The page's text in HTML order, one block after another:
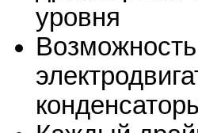
уровня